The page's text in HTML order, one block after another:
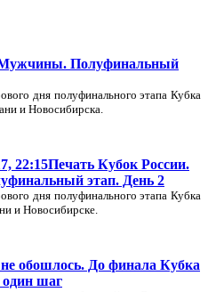
Мужчины. Полуфинальный
дня полуфинального этапа Кубка
и Новосибирска.
22:15Печать Кубок России.
этап. День 2
дня полуфинального этапа Кубка
и Новосибирске.
обошлось. До финала Кубка
один шаг